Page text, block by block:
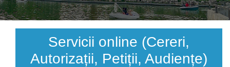
Servicii online (Cereri,
Autorizații, Petiții, Audiențe)